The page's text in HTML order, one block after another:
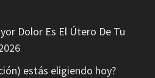
Dolor Es El Útero De Tu
estás eligiendo hoy?